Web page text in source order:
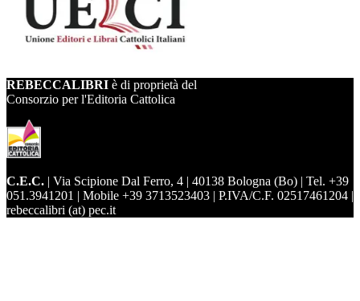
REBECCALIBRI è di proprietà del
Consorzio per l'Editoria Cattolica
C.E.C. | Via Scipione Dal Ferro, 4 | 40138 Bologna (Bo) | Tel. +39
051.3941201 | Mobile +39 3713523403 | P.IVA/C.F. 02517461204 |
rebeccalibri (at) pec.it